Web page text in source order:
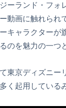
ーランド・フォ
動画に触れられ
キャラクターが
のを魅力の一つ
東京ディズニー
く起用している